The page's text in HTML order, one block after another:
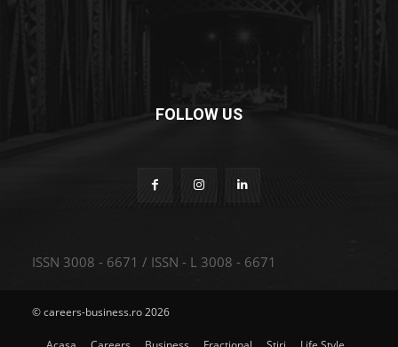
FOLLOW US
ISSN 3008 - 6671 / ISSN - L 3008 - 6671
© careers-business.ro 2026